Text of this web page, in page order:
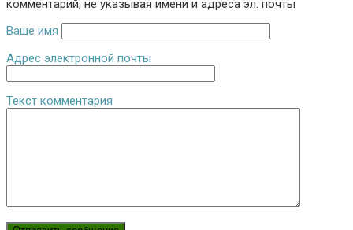
комментарий, не указывая имени и адреса эл. почты
Ваше имя
Адрес электронной почты
Текст комментария